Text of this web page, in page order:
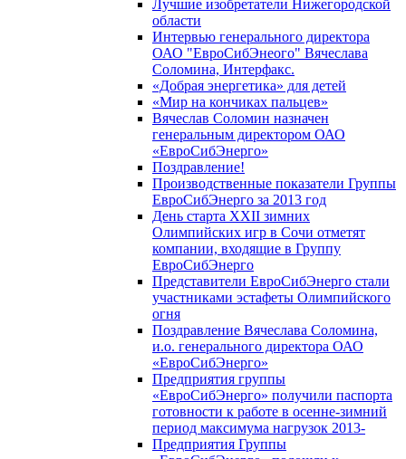
Лучшие изобретатели Нижегородской
области
Интервью генерального директора
ОАО "ЕвроСибЭнеого" Вячеслава
Соломина, Интерфакс.
«Добрая энергетика» для детей
«Мир на кончиках пальцев»
Вячеслав Соломин назначен
генеральным директором ОАО
«ЕвроСибЭнерго»
Поздравление!
Производственные показатели Группы
ЕвроСибЭнерго за 2013 год
День старта XXII зимних
Олимпийских игр в Сочи отметят
компании, входящие в Группу
ЕвроСибЭнерго
Представители ЕвроСибЭнерго стали
участниками эстафеты Олимпийского
огня
Поздравление Вячеслава Соломина,
и.о. генерального директора ОАО
«ЕвроСибЭнерго»
Предприятия группы
«ЕвроСибЭнерго» получили паспорта
готовности к работе в осенне-зимний
период максимума нагрузок 2013-
Предприятия Группы